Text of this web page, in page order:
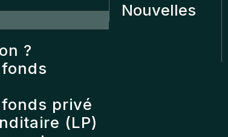
?
privé
(LP)
Nouvelles